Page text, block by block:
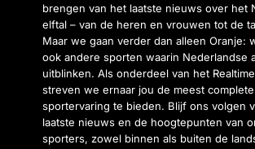
brengen van het laatste nieuws over het
elftal – van de heren en vrouwen tot de
Maar we gaan verder dan alleen Oranje:
ook andere sporten waarin Nederlandse
uitblinken. Als onderdeel van het
streven we ernaar jou de meest complete
sportervaring te bieden. Blijf ons volgen
laatste nieuws en de hoogtepunten van
sporters, zowel binnen als buiten de